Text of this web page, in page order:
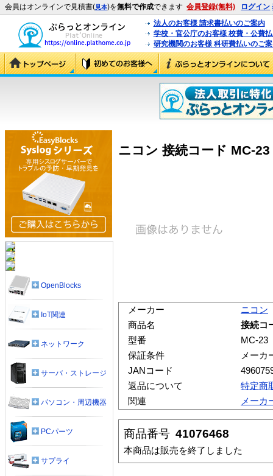
会員はオンラインで見積書(見本)を無料で作成できます 会員登録(無料) ログイン
法人のお客様 請求書払いのご案内
学校・官公庁のお客様 校費・公費
研究機関のお客様 科研費払いのご
ニコン 接続コード MC-
メーカー
ニコン
商品名
接続コ
型番
MC-23
保証条件
メーカ
JANコード
返品について
特定商
関連
メーカ
商品番号 41076468
本商品は販売を終了しました
OpenBlocks
IoT関連
ネットワーク
サーバ・ストレージ
パソコン・周辺機器
PCパーツ
サプライ